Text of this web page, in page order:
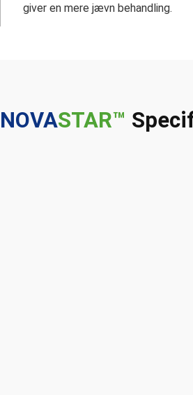
giver en mere jævn behandling.
NOVASTAR™